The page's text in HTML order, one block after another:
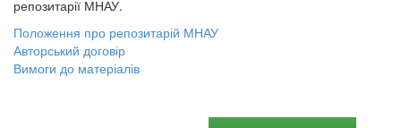
репозитарії МНАУ.
Положення про репозитарій МНАУ
Авторський договір
Вимоги до матеріалів